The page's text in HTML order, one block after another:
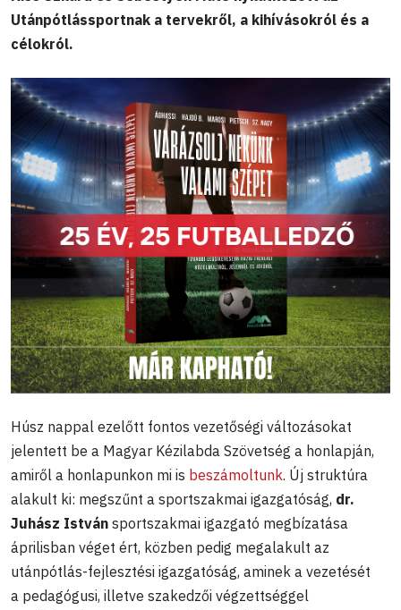
Utánpótlássportnak a tervekről, a kihívásokról és a
célokról.
Húsz nappal ezelőtt fontos vezetőségi változásokat
jelentett be a Magyar Kézilabda Szövetség a honlapján,
amiről a honlapunkon mi is beszámoltunk. Új struktúra
alakult ki: megszűnt a sportszakmai igazgatóság, dr.
Juhász István sportszakmai igazgató megbízatása
áprilisban véget ért, közben pedig megalakult az
utánpótlás-fejlesztési igazgatóság, aminek a vezetését
a pedagógusi, illetve szakedzői végzettséggel